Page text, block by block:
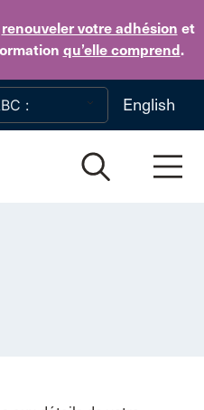
renouveler votre adhésion et
qu’elle comprend.
Skip to main content
English